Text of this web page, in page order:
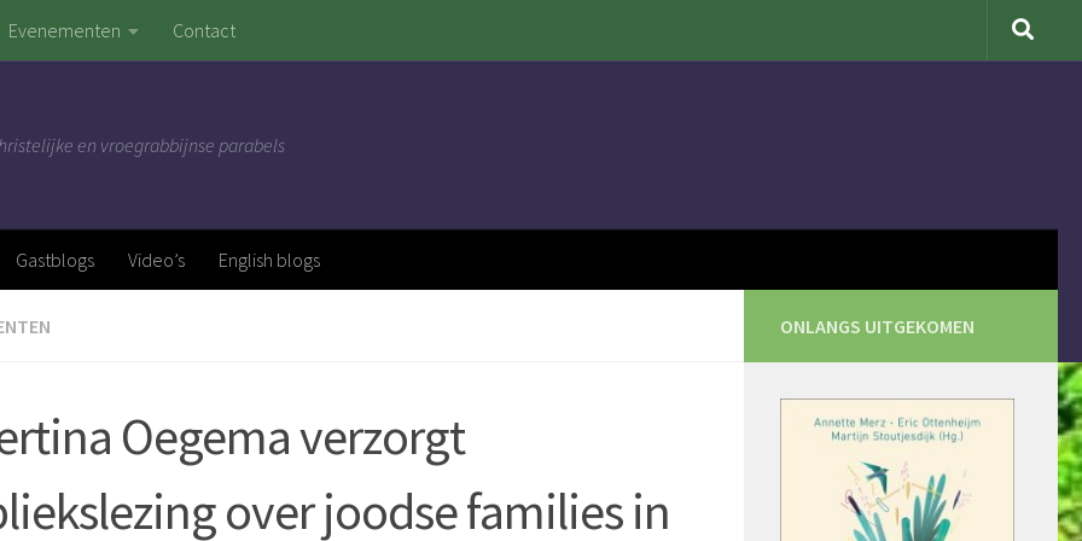
Evenementen Contact
en vroegrabbijnse parabels
Gastblogs Video’s English blogs
Oegema verzorgt
over joodse families in
ONLANGS UITGEKOMEN